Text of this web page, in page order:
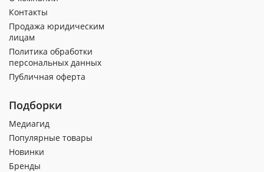
Контакты
Продажа юридическим
лицам
Политика обработки
персональных данных
Публичная оферта
Подборки
Медиагид
Популярные товары
Новинки
Бренды